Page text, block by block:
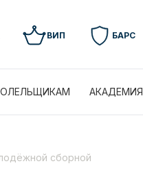
ВИП БАРС
АКАДЕМИЯ
сборной